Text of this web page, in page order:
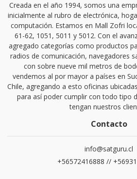
Creada en el año 1994, somos una
inicialmente al rubro de electrónica,
computación. Estamos en Mall Zofri
61-62, 1051, 5011 y 5012. Con el
agregado categorías como productos
radios de comunicación, navegadores
con sobre nueve mil metros de
vendemos al por mayor a países en
Chile, agregando a esto oficinas
para así poder cumplir con todo tipo
tengan nuestros
Contacto
info@satguru.cl
+56572416888 //